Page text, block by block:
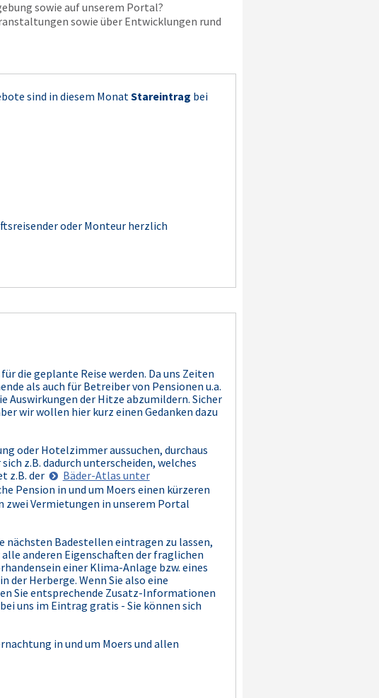
sowie auf unserem Portal?
sowie über Entwicklungen rund
sind in diesem MonatStareintrag bei
oder Monteur herzlich
die geplante Reise werden. Da uns Zeiten
als auch für Betreiber von Pensionen u.a.
Auswirkungen der Hitze abzumildern. Sicher
wir wollen hier kurz einen Gedanken dazu
oder Hotelzimmer aussuchen, durchaus
z.B. dadurch unterscheiden, welches
z.B. der
Bäder-Atlas unter
Pension in und um Moers einen kürzeren
zwei Vermietungen in unserem Portal
nächsten Badestellen eintragen zu lassen,
anderen Eigenschaften der fraglichen
einer Klima-Anlage bzw. eines
der Herberge. Wenn Sie also eine
Sie entsprechende Zusatz-Informationen
uns im Eintrag gratis - Sie können sich
in und um Moers und allen